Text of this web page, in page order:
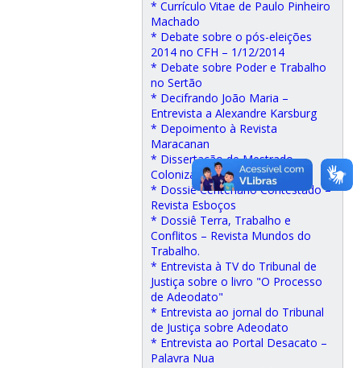
* Currículo Vitae de Paulo Pinheiro
Machado
* Debate sobre o pós-eleições
2014 no CFH – 1/12/2014
* Debate sobre Poder e Trabalho
no Sertão
* Decifrando João Maria –
Entrevista a Alexandre Karsburg
* Depoimento à Revista
Maracanan
* Dissertação de Mestrado –
Colonizar para Atrair
* Dossiê Centenário Contestado –
Revista Esboços
* Dossiê Terra, Trabalho e
Conflitos – Revista Mundos do
Trabalho.
* Entrevista à TV do Tribunal de
Justiça sobre o livro "O Processo
de Adeodato"
* Entrevista ao jornal do Tribunal
de Justiça sobre Adeodato
* Entrevista ao Portal Desacato –
Palavra Nua